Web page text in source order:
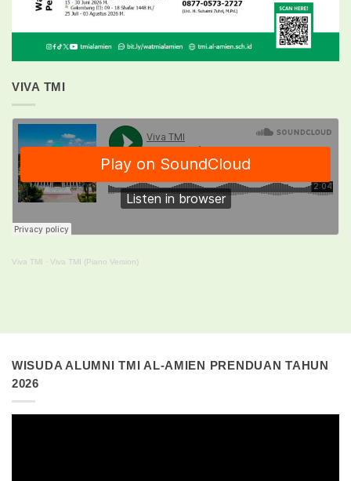
VIVA TMI
Viva TMI · Viva TMI (Piano Version)
WISUDA ALUMNI TMI AL-AMIEN PRENDUAN TAHUN
2026